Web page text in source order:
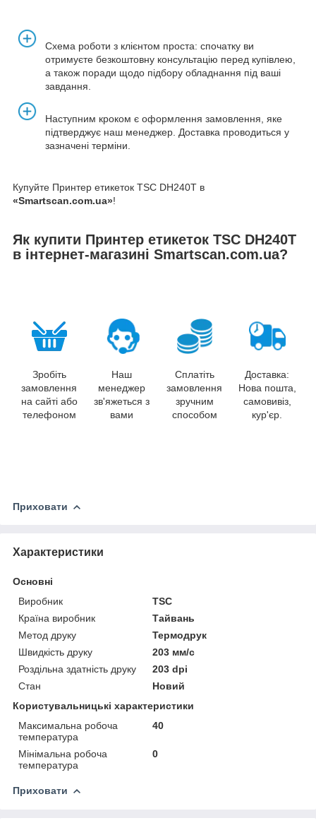
Схема роботи з клієнтом проста: спочатку ви
отримуєте безкоштовну консультацію перед купівлею,
а також поради щодо підбору обладнання під ваші
завдання.
Наступним кроком є оформлення замовлення, яке
підтверджує наш менеджер. Доставка проводиться у
зазначені терміни.
Купуйте Принтер етикеток TSC DH240T в
«Smartscan.com.ua»!
Як купити Принтер етикеток TSC DH240T
в інтернет-магазині Smartscan.com.ua?
Зробіть
замовлення
на сайті або
телефоном
Наш
менеджер
зв'яжеться з
вами
Сплатіть
замовлення
зручним
способом
Доставка:
Нова пошта,
самовивіз,
кур'єр.
Приховати
Характеристики
Основні
Виробник
TSC
Країна виробник
Тайвань
Метод друку
Термодрук
Швидкість друку
203 мм/с
Роздільна здатність друку
203 dpi
Стан
Новий
Користувальницькі характеристики
Максимальна робоча
температура
40
Мінімальна робоча
температура
0
Приховати